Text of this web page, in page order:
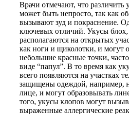
Врачи отмечают, что различить
может быть непросто, так как
вызывают зуд и покраснение.
ключевых отличий. Укусы блох,
располагаются на открытых
как ноги и щиколотки, и могут
небольшие красные точки,
виде “папул”. В то время как
всего появляются на участках
защищены одеждой, например,
лице, и могут образовывать
того, укусы клопов могут
выраженные аллергические